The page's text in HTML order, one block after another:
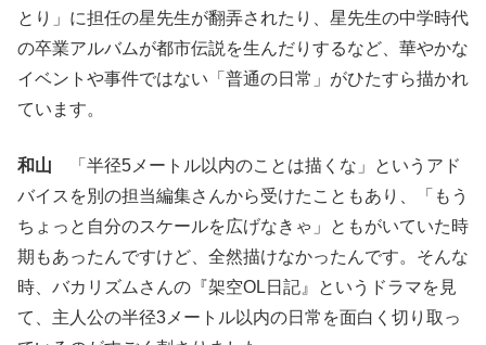
とり」に担任の星先生が翻弄されたり、星先生の中学時代
の卒業アルバムが都市伝説を生んだりするなど、華やかな
イベントや事件ではない「普通の日常」がひたすら描かれ
ています。
和山 「半径5メートル以内のことは描くな」というアド
バイスを別の担当編集さんから受けたこともあり、「もう
ちょっと自分のスケールを広げなきゃ」ともがいていた時
期もあったんですけど、全然描けなかったんです。そんな
時、バカリズムさんの『架空OL日記』というドラマを見
て、主人公の半径3メートル以内の日常を面白く切り取っ